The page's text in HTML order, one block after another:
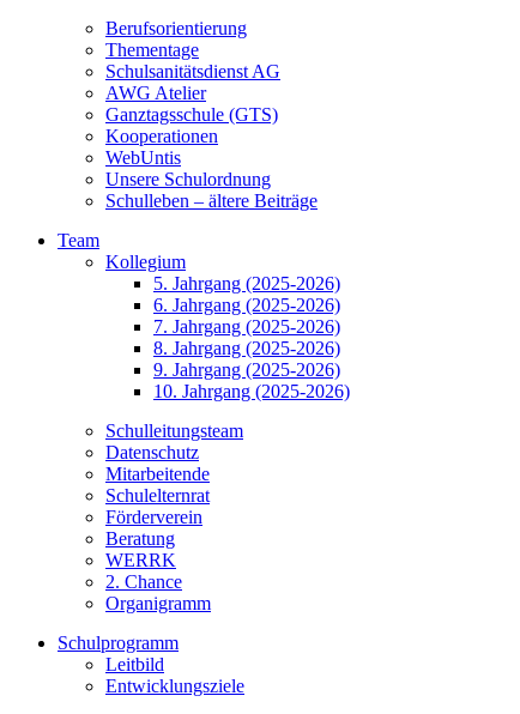
Berufsorientierung
Thementage
Schulsanitätsdienst AG
AWG Atelier
Ganztagsschule (GTS)
Kooperationen
WebUntis
Unsere Schulordnung
Schulleben – ältere Beiträge
Team
Kollegium
5. Jahrgang (2025-2026)
6. Jahrgang (2025-2026)
7. Jahrgang (2025-2026)
8. Jahrgang (2025-2026)
9. Jahrgang (2025-2026)
10. Jahrgang (2025-2026)
Schulleitungsteam
Datenschutz
Mitarbeitende
Schulelternrat
Förderverein
Beratung
WERRK
2. Chance
Organigramm
Schulprogramm
Leitbild
Entwicklungsziele